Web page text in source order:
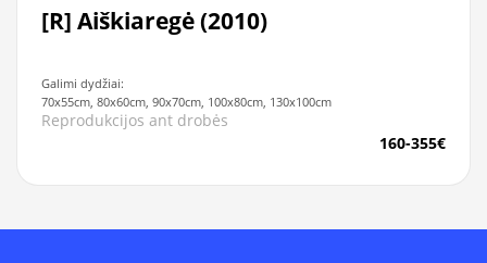
[R] Aiškiaregė (2010)
Galimi dydžiai:
70x55cm, 80x60cm, 90x70cm, 100x80cm, 130x100cm
Reprodukcijos ant drobės
160-355€